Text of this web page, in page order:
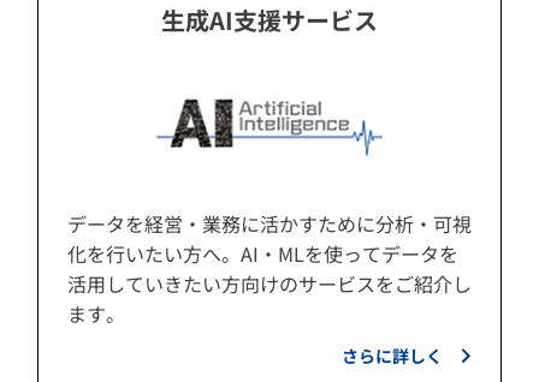
生成AI支援サービス
データを経営・業務に活かすために分析・可視
化を行いたい方へ。AI・MLを使ってデータを
活用していきたい方向けのサービスをご紹介し
ます。
さらに詳しく